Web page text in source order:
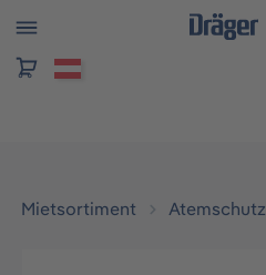
springen
Mietsortiment Atemschutz